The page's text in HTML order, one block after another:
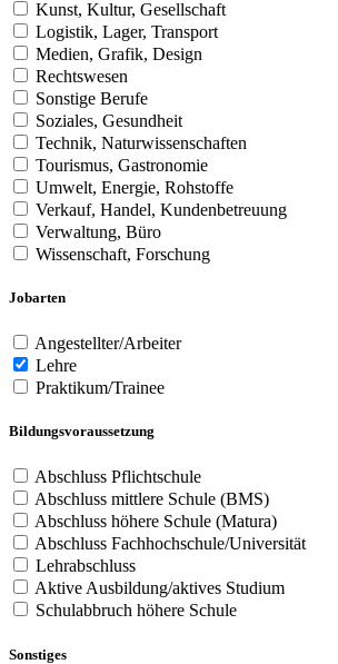
Kunst, Kultur, Gesellschaft
Logistik, Lager, Transport
Medien, Grafik, Design
Rechtswesen
Sonstige Berufe
Soziales, Gesundheit
Technik, Naturwissenschaften
Tourismus, Gastronomie
Umwelt, Energie, Rohstoffe
Verkauf, Handel, Kundenbetreuung
Verwaltung, Büro
Wissenschaft, Forschung
Jobarten
Angestellter/Arbeiter
Lehre
Praktikum/Trainee
Bildungsvoraussetzung
Abschluss Pflichtschule
Abschluss mittlere Schule (BMS)
Abschluss höhere Schule (Matura)
Abschluss Fachhochschule/Universität
Lehrabschluss
Aktive Ausbildung/aktives Studium
Schulabbruch höhere Schule
Sonstiges